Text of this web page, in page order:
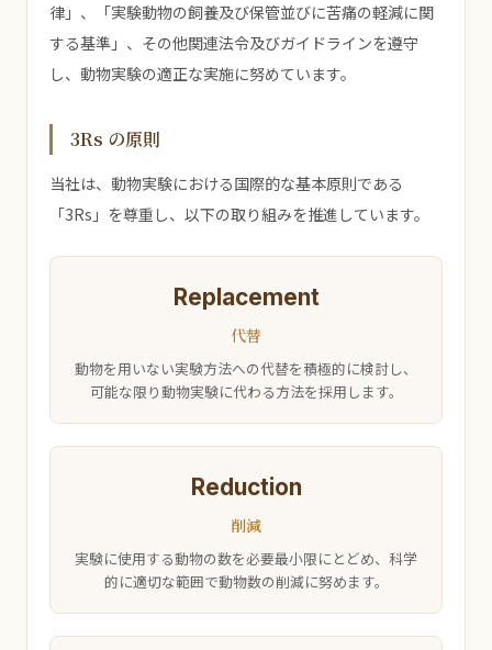
律」、「実験動物の飼養及び保管並びに苦痛の軽減に関
する基準」、その他関連法令及びガイドラインを遵守
し、動物実験の適正な実施に努めています。
3Rs の原則
当社は、動物実験における国際的な基本原則である
「3Rs」を尊重し、以下の取り組みを推進しています。
Replacement
代替
動物を用いない実験方法への代替を積極的に検討し、
可能な限り動物実験に代わる方法を採用します。
Reduction
削減
実験に使用する動物の数を必要最小限にとどめ、科学
的に適切な範囲で動物数の削減に努めます。